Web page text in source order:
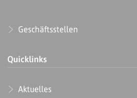
Geschäftsstellen
Quicklinks
Aktuelles